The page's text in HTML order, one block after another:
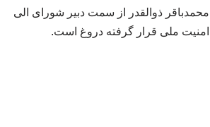
محمدباقر ذوالقدر از سمت دبیر شورای الی
امنیت ملی قرار گرفته دروغ است.